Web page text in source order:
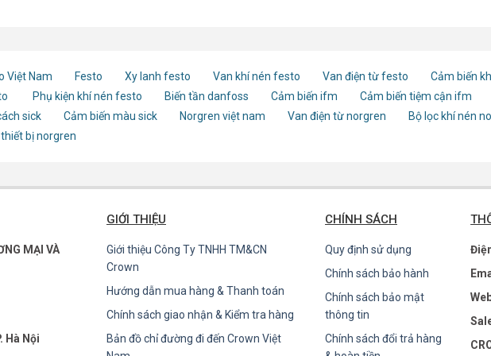
Việt Nam Festo Xy lanh festo Van khí nén festo Van điện từ festo
Cảm biến
Phụ kiện khí nén festo Biến tần danfoss Cảm biến ifm
Cảm biến tiệm cận ifm
sick
Cảm biến màu sick Norgren việt nam Van điện từ norgren
Bộ lọc khí nén
bị norgren
MẠI VÀ
Hà Nội
GIỚI THIỆU
Giới thiệu Công Ty TNHH TM&CN
Crown
Hướng dẫn mua hàng & Thanh toán
Chính sách giao nhận & Kiểm tra hàng
Bản đồ chỉ đường đi đến Crown Việt
CHÍNH SÁCH
Quy định sử dụng
Chính sách bảo hành
Chính sách bảo mật
thông tin
Chính sách đổi trả hàng